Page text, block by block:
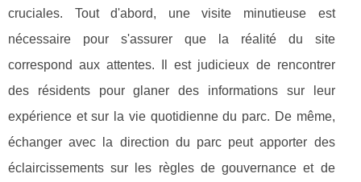
cruciales. Tout d'abord, une visite minutieuse est
nécessaire pour s'assurer que la réalité du site
correspond aux attentes. Il est judicieux de rencontrer
des résidents pour glaner des informations sur leur
expérience et sur la vie quotidienne du parc. De même,
échanger avec la direction du parc peut apporter des
éclaircissements sur les règles de gouvernance et de